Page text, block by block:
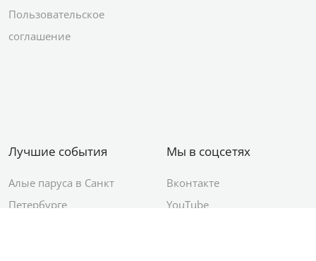
Пользовательское
соглашение
Лучшие события
Алые паруса в Санкт
Петербурге
Мы в соцсетях
Вконтакте
YouTube